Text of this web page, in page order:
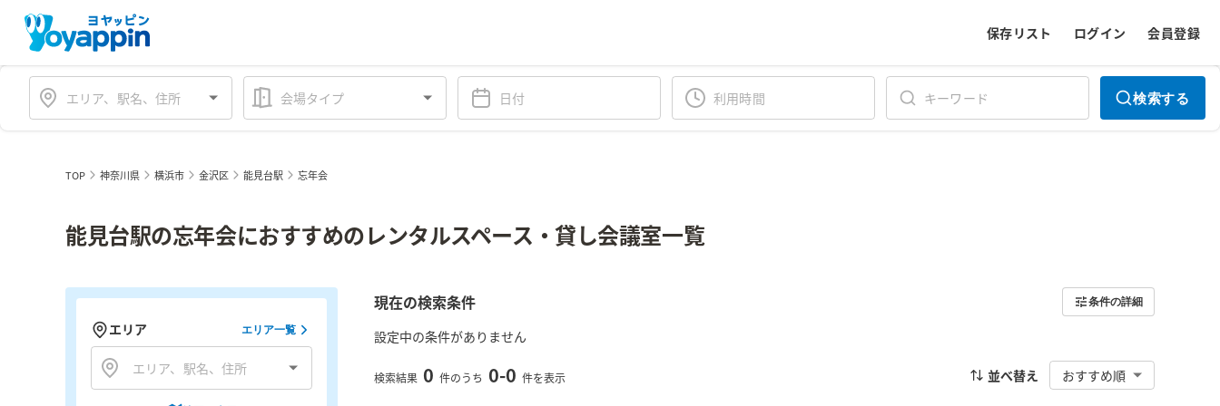
保存リスト ログイン 会員登録
会場タイプ 検索する
TOP 神奈川県 横浜市 金沢区 能見台駅 忘年会
能見台駅の忘年会におすすめのレンタルスペース・貸し会議室一覧
現在の検索条件 条件の詳細
設定中の条件がありません
検索結果 0 件のうち 0-0 件を表示 並べ替え おすすめ順
エリア エリア一覧